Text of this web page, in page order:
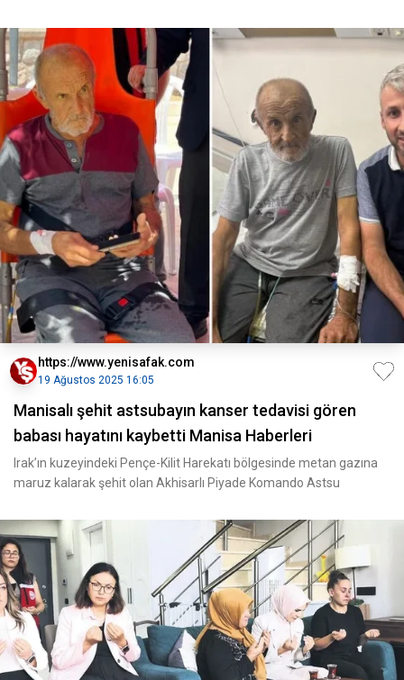
https://www.yenisafak.com
19 Ağustos 2025 16:05
Manisalı şehit astsubayın kanser tedavisi gören
babası hayatını kaybetti Manisa Haberleri
Irak’ın kuzeyindeki Pençe-Kilit Harekatı bölgesinde metan gazına
maruz kalarak şehit olan Akhisarlı Piyade Komando Astsu